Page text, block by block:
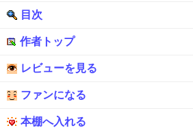
目次
作者トップ
レビューを見る
ファンになる
本棚へ入れる